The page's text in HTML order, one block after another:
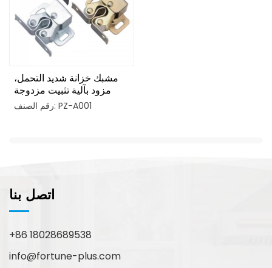
مشبك خزانة شديد التحمل،
مزود بآلية تثبيت مزدوجة
البكرات
رقم الصنف: PZ-A001
اتصل بنا
+86 18028689538
info@fortune-plus.com